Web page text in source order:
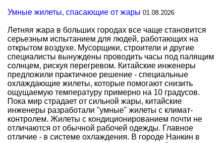
Умные жилеты, спасающие от жары 01.08.2026
Летняя жара в больших городах все чаще становится
серьезным испытанием для людей, работающих на
открытом воздухе. Мусорщики, строители и другие
специалисты вынуждены проводить часы под палящим
солнцем, рискуя перегревом. Китайские инженеры
предложили практичное решение - специальные
охлаждающие жилеты, которые помогают снизить
ощущаемую температуру примерно на 10 градусов.
Пока мир страдает от сильной жары, китайские
инженеры разработали "умные" жилеты с климат-
контролем. Жилеты с кондиционированием почти не
отличаются от обычной рабочей одежды. Главное
отличие - в системе охлаждения. В городе Нанкин в